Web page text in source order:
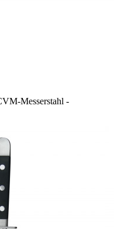
Messerstahl -